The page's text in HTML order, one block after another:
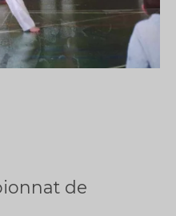
de